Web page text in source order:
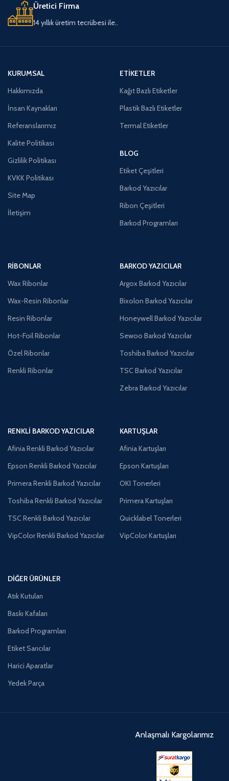
Üretici Firma
14 yıllık üretim tecrübesi ile..
KURUMSAL
Hakkımızda
İnsan Kaynakları
Referanslarımız
Kalite Politikası
Gizlilik Politikası
KVKK Politikası
Site Map
İletişim
ETIKETLER
Kağıt Bazlı Etiketler
Plastik Bazlı Etiketler
Termal Etiketler
BLOG
Etiket Çeşitleri
Barkod Yazıcılar
Ribon Çeşitleri
Barkod Programları
RIBONLAR
Wax Ribonlar
Wax-Resin Ribonlar
Resin Ribonlar
Hot-Foil Ribonlar
Özel Ribonlar
Renkli Ribonlar
BARKOD YAZICILAR
Argox Barkod Yazıcılar
Bixolon Barkod Yazıcılar
Honeywell Barkod Yazıcılar
Sewoo Barkod Yazıcılar
Toshiba Barkod Yazıcılar
TSC Barkod Yazıcılar
Zebra Barkod Yazıcılar
RENKLI BARKOD YAZICILAR
Afinia Renkli Barkod Yazıcılar
Epson Renkli Barkod Yazıcılar
Primera Renkli Barkod Yazıcılar
Toshiba Renkli Barkod Yazıcılar
TSC Renkli Barkod Yazıcılar
VipColor Renkli Barkod Yazıcılar
KARTUŞLAR
Afinia Kartuşları
Epson Kartuşları
OKI Tonerleri
Primera Kartuşları
Quicklabel Tonerleri
VipColor Kartuşları
DIĞER ÜRÜNLER
Atık Kutuları
Baskı Kafaları
Barkod Programları
Etiket Sarıcılar
Harici Aparatlar
Yedek Parça
Anlaşmalı Kargolarımız